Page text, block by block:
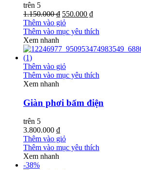
trên 5
1.150.000 ₫ 550.000 ₫
Thêm vào giỏ
Thêm vào mục yêu thích
Xem nhanh
Thêm vào giỏ
Thêm vào mục yêu thích
Xem nhanh
Giàn phơi bấm điện
trên 5
3.800.000 ₫
Thêm vào giỏ
Thêm vào mục yêu thích
Xem nhanh
-38%